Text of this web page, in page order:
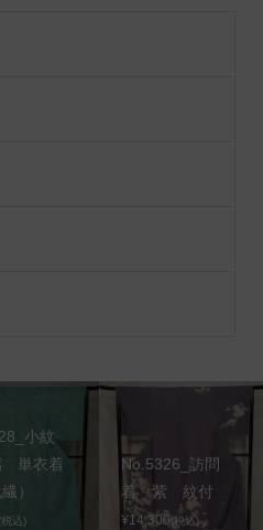
小紋
単衣着
）
(税込)
No.5326_訪問
着 紫 紋付
¥14,300(税込)